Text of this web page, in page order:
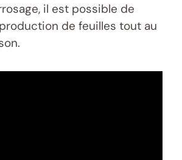
il est possible de
de feuilles tout au